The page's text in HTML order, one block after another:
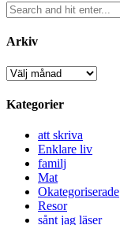
Arkiv
Arkiv
Kategorier
att skriva
Enklare liv
familj
Mat
Okategoriserade
Resor
sånt jag läser